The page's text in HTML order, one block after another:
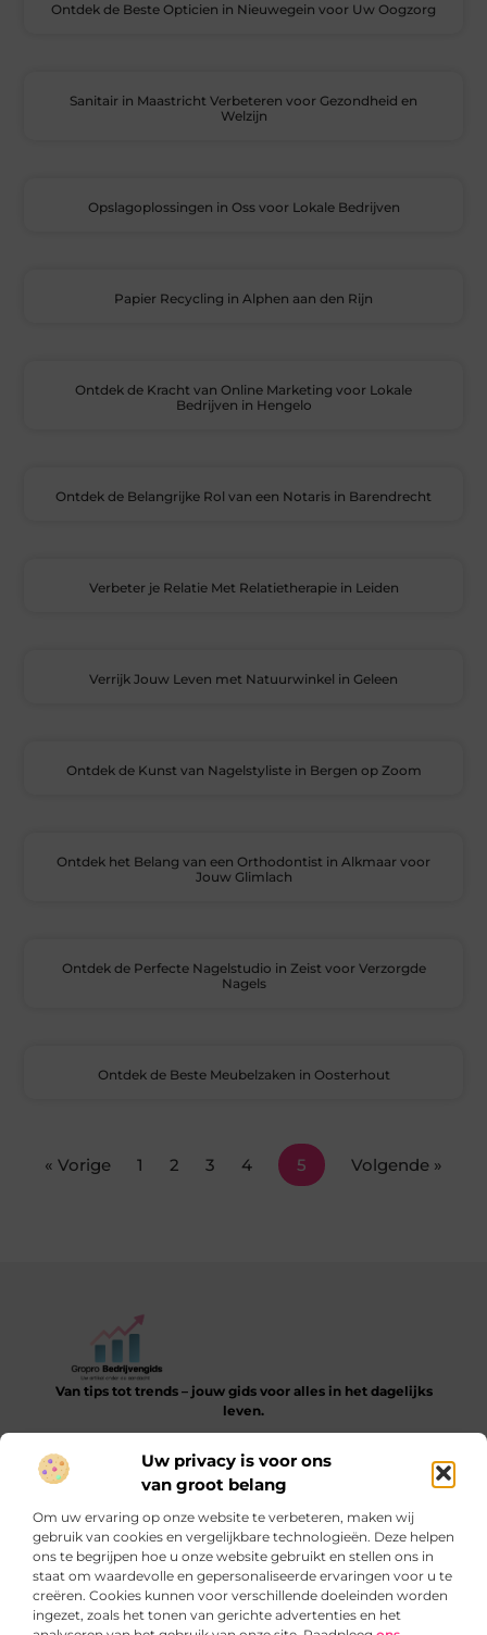
Uw privacy is voor ons
van groot belang
Om uw ervaring op onze website te verbeteren, maken wij
gebruik van cookies en vergelijkbare technologieën. Deze helpen
ons te begrijpen hoe u onze website gebruikt en stellen ons in
staat om waardevolle en gepersonaliseerde ervaringen voor u te
creëren. Cookies kunnen voor verschillende doeleinden worden
ingezet, zoals het tonen van gerichte advertenties en het
Ontdek de Beste Opticien in Nieuwegein voor Uw Oogzorg
Sanitair in Maastricht Verbeteren voor Gezondheid en
Welzijn
Opslagoplossingen in Oss voor Lokale Bedrijven
Papier Recycling in Alphen aan den Rijn
Ontdek de Kracht van Online Marketing voor Lokale
Bedrijven in Hengelo
Ontdek de Belangrijke Rol van een Notaris in Barendrecht
Verbeter je Relatie Met Relatietherapie in Leiden
Verrijk Jouw Leven met Natuurwinkel in Geleen
Ontdek de Kunst van Nagelstyliste in Bergen op Zoom
Ontdek het Belang van een Orthodontist in Alkmaar voor
Jouw Glimlach
Ontdek de Perfecte Nagelstudio in Zeist voor Verzorgde
Nagels
Ontdek de Beste Meubelzaken in Oosterhout
« Vorige 1 2 3 4 5 Volgende »
Van tips tot trends – jouw gids voor alles in het dagelijks
leven.
helpen bij het ontdekken, leren en verbeteren van je dagelijkse
routine.
Bericht categorie
Onze informatie